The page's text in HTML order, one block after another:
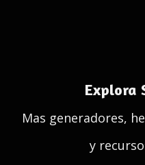
Explora
Mas generadores,
y